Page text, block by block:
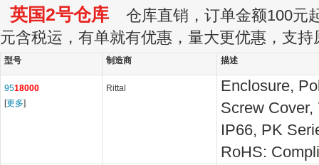
英国2号仓库 仓库直销，订单金额100元
元含税运，有单就有优惠，量大更优惠，支持
型号 制造商 描述
9518000
[更多]
Rittal
Enclosure,
Screw Cover,
IP66, PK
RoHS: